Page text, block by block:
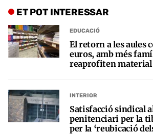
ET POT INTERESSAR
EDUCACIÓ
El retorn a les aules
euros, amb més
reaprofiten material
INTERIOR
Satisfacció sindical
penitenciari per la
per la ‘reubicació